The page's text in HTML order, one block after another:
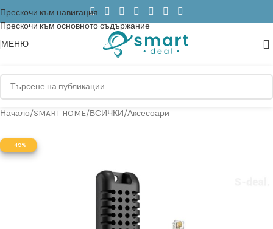
Прескочи към навигация
Прескочи към основното съдържание
МЕНЮ
Начало/SMART HOME/ВСИЧКИ/Аксесоари
-49%